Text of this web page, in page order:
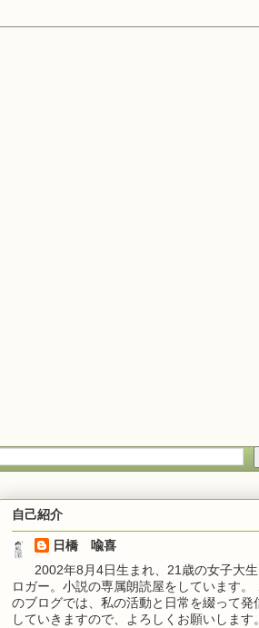
自己紹介
日橋 喩喜
2002年8月4日生まれ、21歳の女子大
ロガー。小説の専属朗読屋をしています。
のブログでは、私の活動と日常を綴って発
していきますので、よろしくお願いします。